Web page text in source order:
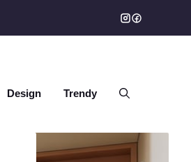
Design Trendy